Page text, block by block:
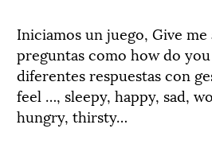
Iniciamos un juego, Give me
preguntas como how do
diferentes respuestas con
feel …, sleepy, happy, sad,
hungry, thirsty…